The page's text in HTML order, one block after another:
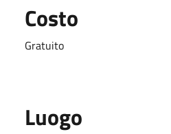
Costo
Gratuito
Luogo